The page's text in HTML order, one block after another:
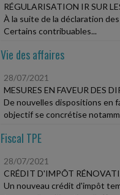
RÉGULARISATION IR SUR
À la suite de la déclaration
Certains contribuables...
Vie des affaires
28/07/2021
MESURES EN FAVEUR DES
De nouvelles dispositions en
objectif se concrétise
Fiscal TPE
28/07/2021
CRÉDIT D'IMPÔT
Un nouveau crédit d'impôt